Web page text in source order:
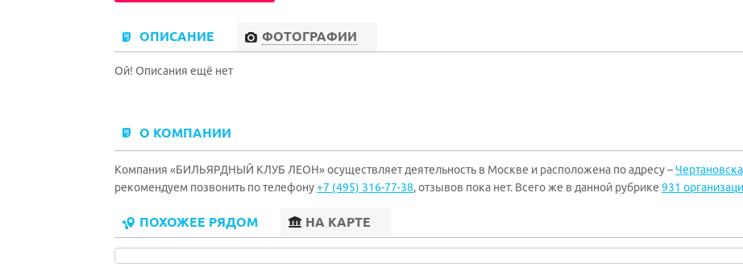
ОПИСАНИЕ ФОТОГРАФИИ
Ой! Описания ещё нет
О КОМПАНИИ
Компания «БИЛЬЯРДНЫЙ КЛУБ ЛЕОН» осуществляет деятельность в Москве и расположена по адресу –
рекомендуем позвонить по телефону+7 (495) 316-77-38, отзывов пока нет. Всего же в данной рубрике 931
ПОХОЖЕЕ РЯДОМ НА КАРТЕ